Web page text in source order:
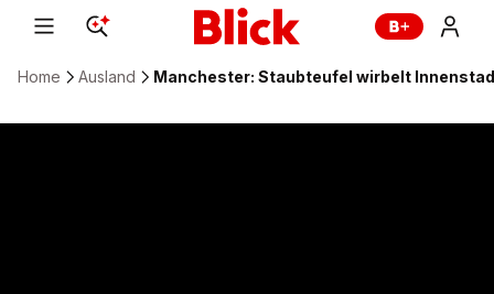
Home Ausland Manchester: Staubteufel wirbelt